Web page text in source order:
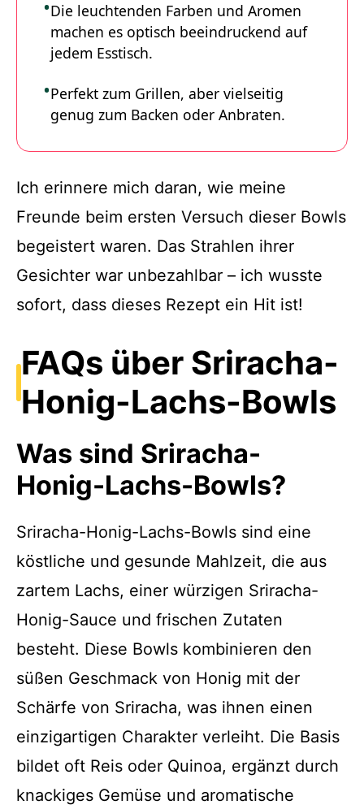
Die leuchtenden Farben und Aromen
machen es optisch beeindruckend auf
jedem Esstisch.
Perfekt zum Grillen, aber vielseitig
genug zum Backen oder Anbraten.
Ich erinnere mich daran, wie meine
Freunde beim ersten Versuch dieser Bowls
begeistert waren. Das Strahlen ihrer
Gesichter war unbezahlbar – ich wusste
sofort, dass dieses Rezept ein Hit ist!
FAQs über Sriracha-
Honig-Lachs-Bowls
Was sind Sriracha-
Honig-Lachs-Bowls?
Sriracha-Honig-Lachs-Bowls sind eine
köstliche und gesunde Mahlzeit, die aus
zartem Lachs, einer würzigen Sriracha-
Honig-Sauce und frischen Zutaten
besteht. Diese Bowls kombinieren den
süßen Geschmack von Honig mit der
Schärfe von Sriracha, was ihnen einen
einzigartigen Charakter verleiht. Die Basis
bildet oft Reis oder Quinoa, ergänzt durch
knackiges Gemüse und aromatische